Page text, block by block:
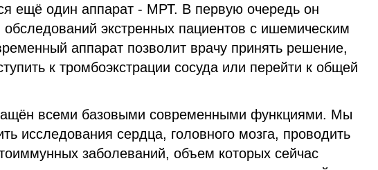
ещё один аппарат - МРТ. В первую очередь он
экстренных пациентов с ишемическим
аппарат позволит врачу принять решение,
к тромбоэкстрации сосуда или перейти к общей
всеми базовыми современными функциями. Мы
исследования сердца, головного мозга, проводить
заболеваний, объем которых сейчас